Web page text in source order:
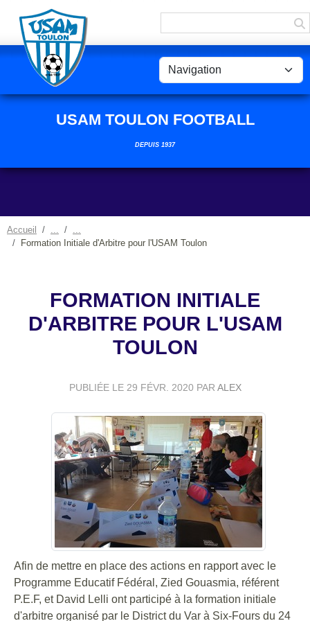
USAM TOULON FOOTBALL
DEPUIS 1937
Accueil
Formation Initiale d'Arbitre pour l'USAM Toulon
FORMATION INITIALE
D'ARBITRE POUR L'USAM
TOULON
PUBLIÉE LE 29 FÉVR. 2020 PAR ALEX
Afin de mettre en place des actions en rapport avec le
Programme Educatif Fédéral, Zied Gouasmia, référent
P.E.F, et David Lelli ont participé à la formation initiale
d'arbitre organisé par le District du Var à Six-Fours du 24
Panneau de gestion des cookies